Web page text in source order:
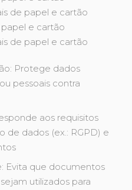
de papel e cartão
de papel e cartão
Protege dados
pessoais contra
aos requisitos
de dados (ex.: RGPD) e
Evita que documentos
utilizados para